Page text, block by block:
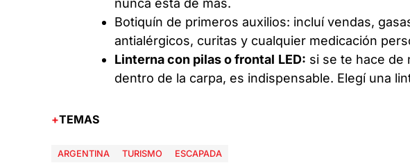
Botiquín de primeros auxilios: incluí vendas,
antialérgicos, curitas y cualquier medicación
Linterna con pilas o frontal LED: si se te hace de
dentro de la carpa, es indispensable. Elegí una
TEMAS
ARGENTINA TURISMO ESCAPADA